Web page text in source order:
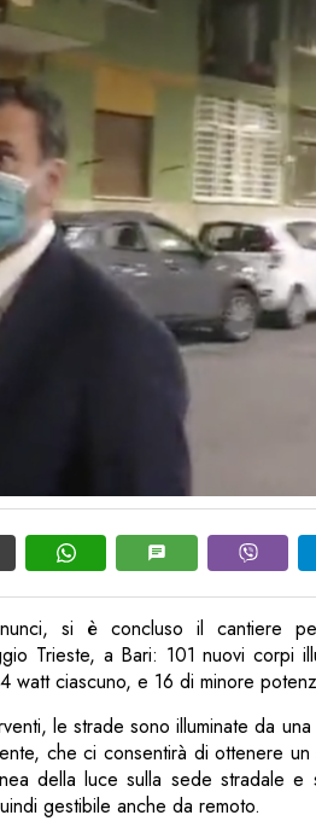
si è concluso il cantiere
Trieste, a Bari: 101 nuovi corpi
watt ciascuno, e 16 di minore
le strade sono illuminate da
che ci consentirà di ottenere un
della luce sulla sede stradale e
gestibile anche da remoto.